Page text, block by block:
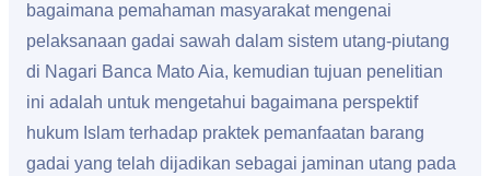
bagaimana pemahaman masyarakat mengenai
pelaksanaan gadai sawah dalam sistem utang-piutang
di Nagari Banca Mato Aia, kemudian tujuan penelitian
ini adalah untuk mengetahui bagaimana perspektif
hukum Islam terhadap praktek pemanfaatan barang
gadai yang telah dijadikan sebagai jaminan utang pada